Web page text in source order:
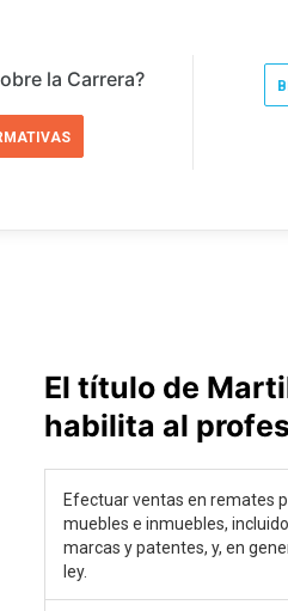
la Carrera?
El título de
habilita al
Efectuar ventas en remates
muebles e inmuebles,
marcas y patentes, y, en
ley.